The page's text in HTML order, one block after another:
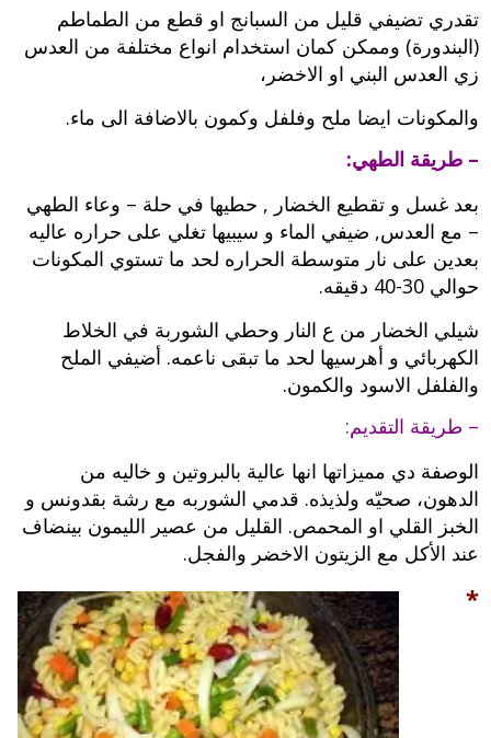
تقدري تضيفي قليل من السبانج او قطع من الطماطم
(البندورة) وممكن كمان استخدام انواع مختلفة من العدس
زي العدس البني او الاخضر،
والمكونات ايضا ملح وفلفل وكمون بالاضافة الى ماء.
– طريقة الطهي:
بعد غسل و تقطيع الخضار , حطيها في حلة – وعاء الطهي
– مع العدس, ضيفي الماء و سيبيها تغلي على حراره عاليه
بعدين على نار متوسطة الحراره لحد ما تستوي المكونات
حوالي 30-40 دقيقه.
شيلي الخضار من ع النار وحطي الشوربة في الخلاط
الكهربائي و أهرسيها لحد ما تبقى ناعمه. أضيفي الملح
والفلفل الاسود والكمون.
– طريقة التقديم:
الوصفة دي مميزاتها انها عالية بالبروتين و خاليه من
الدهون، صحيّه ولذيذه. قدمي الشوربه مع رشة بقدونس و
الخبز القلي او المحمص. القليل من عصير الليمون بينضاف
عند الأكل مع الزيتون الاخضر والفجل.
*